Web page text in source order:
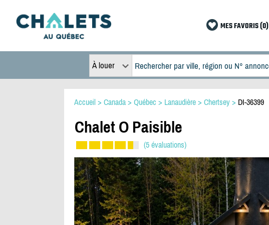
MES FAVORIS (0)
À louer
Accueil > Canada> Québec > Lanaudière> Chertsey> DI-36399
Chalet O Paisible
(5 évaluations)